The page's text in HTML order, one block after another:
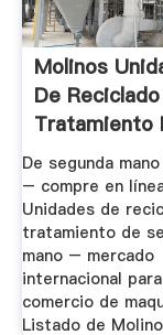
Molinos
De
Tratamiento
Segunda ...
De segunda
– compre en
Unidades de
tratamiento de
mano – mercado
internacional
comercio de
Listado de